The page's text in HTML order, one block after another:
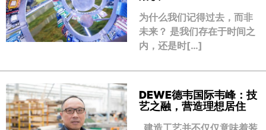
为什么我们记得过去，而非
未来？ 是我们存在于时间之
内，还是时[…]
DEWE德韦国际韦峰：技
艺之融，营造理想居住
建造工艺并不仅仅意味着装